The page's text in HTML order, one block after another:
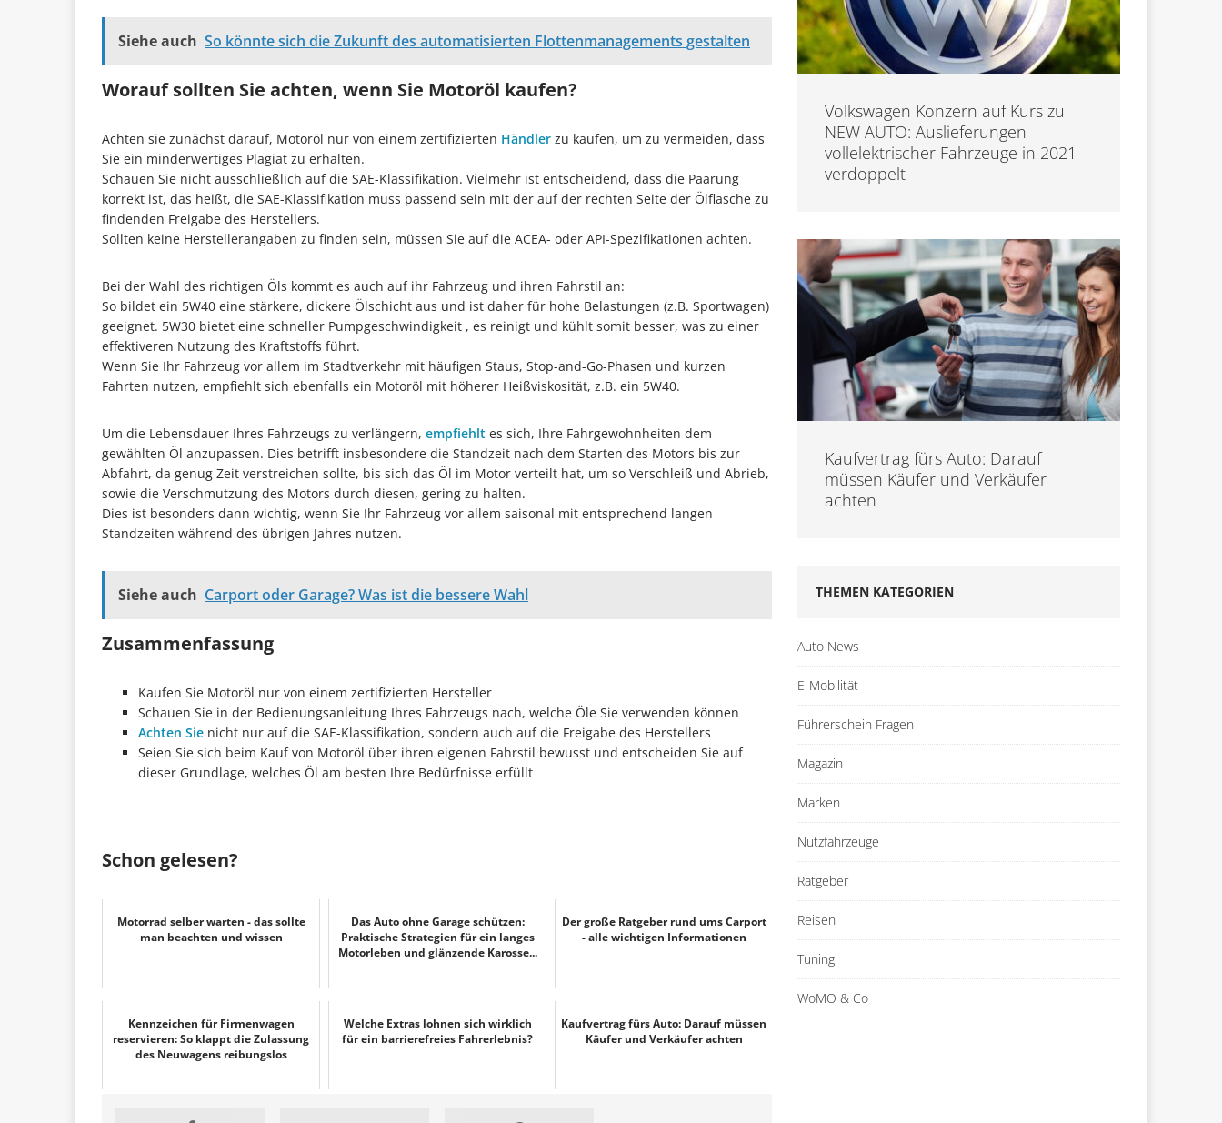
Siehe auch So könnte sich die Zukunft des automatisierten Flottenmanagements gestalten
Worauf sollten Sie achten, wenn Sie Motoröl kaufen?
Achten sie zunächst darauf, Motoröl nur von einem zertifizierten Händler zu kaufen, um zu vermeiden, dass
Sie ein minderwertiges Plagiat zu erhalten.
Schauen Sie nicht ausschließlich auf die SAE-Klassifikation. Vielmehr ist entscheidend, dass die Paarung
korrekt ist, das heißt, die SAE-Klassifikation muss passend sein mit der auf der rechten Seite der Ölflasche zu
findenden Freigabe des Herstellers.
Sollten keine Herstellerangaben zu finden sein, müssen Sie auf die ACEA- oder API-Spezifikationen achten.
Bei der Wahl des richtigen Öls kommt es auch auf ihr Fahrzeug und ihren Fahrstil an:
So bildet ein 5W40 eine stärkere, dickere Ölschicht aus und ist daher für hohe Belastungen (z.B. Sportwagen)
geeignet. 5W30 bietet eine schneller Pumpgeschwindigkeit , es reinigt und kühlt somit besser, was zu einer
effektiveren Nutzung des Kraftstoffs führt.
Wenn Sie Ihr Fahrzeug vor allem im Stadtverkehr mit häufigen Staus, Stop-and-Go-Phasen und kurzen
Fahrten nutzen, empfiehlt sich ebenfalls ein Motoröl mit höherer Heißviskosität, z.B. ein 5W40.
Um die Lebensdauer Ihres Fahrzeugs zu verlängern, empfiehlt es sich, Ihre Fahrgewohnheiten dem
gewählten Öl anzupassen. Dies betrifft insbesondere die Standzeit nach dem Starten des Motors bis zur
Abfahrt, da genug Zeit verstreichen sollte, bis sich das Öl im Motor verteilt hat, um so Verschleiß und Abrieb,
sowie die Verschmutzung des Motors durch diesen, gering zu halten.
Dies ist besonders dann wichtig, wenn Sie Ihr Fahrzeug vor allem saisonal mit entsprechend langen
Standzeiten während des übrigen Jahres nutzen.
Siehe auch Carport oder Garage? Was ist die bessere Wahl
Zusammenfassung
Kaufen Sie Motoröl nur von einem zertifizierten Hersteller
Schauen Sie in der Bedienungsanleitung Ihres Fahrzeugs nach, welche Öle Sie verwenden können
Achten Sie nicht nur auf die SAE-Klassifikation, sondern auch auf die Freigabe des Herstellers
Seien Sie sich beim Kauf von Motoröl über ihren eigenen Fahrstil bewusst und entscheiden Sie auf
dieser Grundlage, welches Öl am besten Ihre Bedürfnisse erfüllt
Schon gelesen?
Motorrad selber warten - das sollte
man beachten und wissen
Das Auto ohne Garage schützen:
Praktische Strategien für ein langes
Motorleben und glänzende Karosse...
Der große Ratgeber rund ums Carport
- alle wichtigen Informationen
Kennzeichen für Firmenwagen
reservieren: So klappt die Zulassung
des Neuwagens reibungslos
Welche Extras lohnen sich wirklich
für ein barrierefreies Fahrerlebnis?
Kaufvertrag fürs Auto: Darauf müssen
Käufer und Verkäufer achten
Volkswagen Konzern auf Kurs zu
NEW AUTO: Auslieferungen
vollelektrischer Fahrzeuge in 2021
verdoppelt
Kaufvertrag fürs Auto: Darauf
müssen Käufer und Verkäufer
achten
THEMEN KATEGORIEN
Auto News
E-Mobilität
Führerschein Fragen
Magazin
Marken
Nutzfahrzeuge
Ratgeber
Reisen
Tuning
WoMO & Co